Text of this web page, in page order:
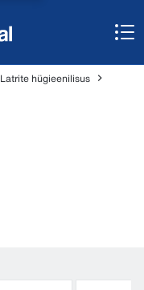
Latrite hügieenilisus